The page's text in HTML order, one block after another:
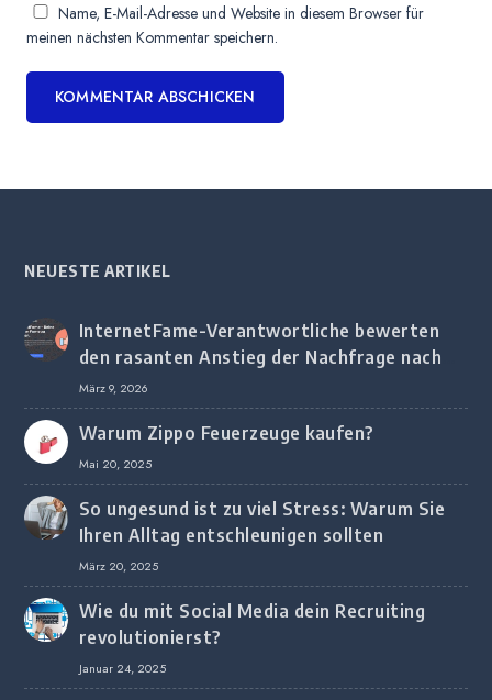
Name, E-Mail-Adresse und Website in diesem Browser für
meinen nächsten Kommentar speichern.
NEUESTE ARTIKEL
InternetFame-Verantwortliche bewerten
den rasanten Anstieg der Nachfrage nach
digitalem Marketing bei deutschen
Unternehmen
März 9, 2026
Warum Zippo Feuerzeuge kaufen?
Mai 20, 2025
So ungesund ist zu viel Stress: Warum Sie
Ihren Alltag entschleunigen sollten
März 20, 2025
Wie du mit Social Media dein Recruiting
revolutionierst?
Januar 24, 2025